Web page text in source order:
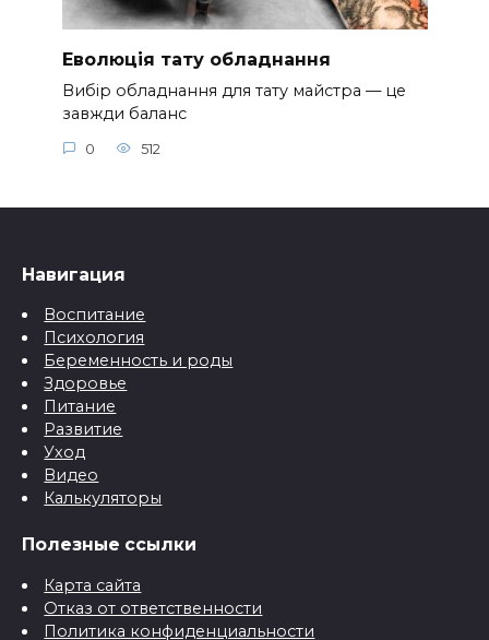
Еволюція тату обладнання
Вибір обладнання для тату майстра — це
завжди баланс
0 512
Навигация
Воспитание
Психология
Беременность и роды
Здоровье
Питание
Развитие
Уход
Видео
Калькуляторы
Полезные ссылки
Карта сайта
Отказ от ответственности
Политика конфиденциальности